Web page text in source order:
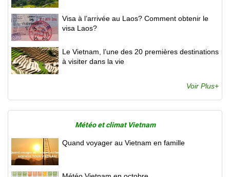
Visa à l’arrivée au Laos? Comment obtenir le
visa Laos?
Le Vietnam, l’une des 20 premières destinations
à visiter dans la vie
Voir Plus+
Météo et climat Vietnam
Quand voyager au Vietnam en famille